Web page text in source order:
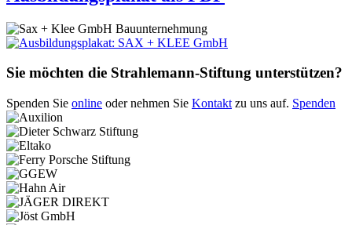
Sie möchten die Strahlemann-Stiftung unterstützen?
Spenden Sie online oder nehmen Sie Kontakt zu uns auf. Spenden